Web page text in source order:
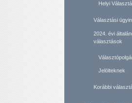
Helyi
Választási
2024. évi
választások
Jelölteknek
Korábbi